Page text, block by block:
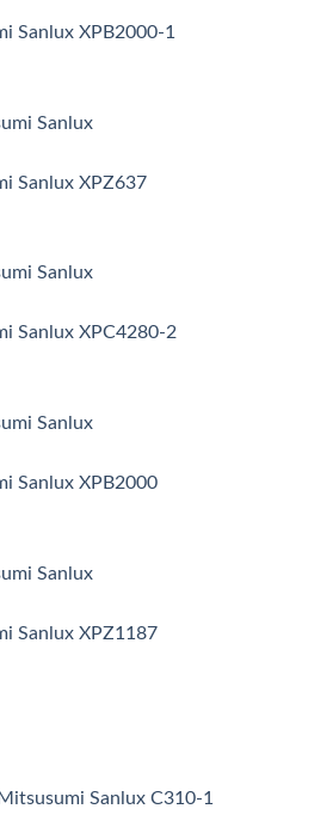
Sanlux XPB2000-1
Sanlux XPZ637
Sanlux XPC4280-2
Sanlux XPB2000
Sanlux XPZ1187
Sanlux C310-1